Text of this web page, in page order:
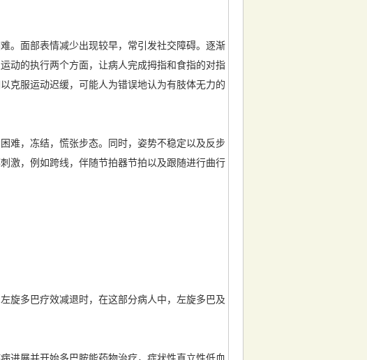
。面部表情减少出现较早，常引发社交障碍。逐渐
动的执行两个方面，让病人完成拇指和食指的对指
克服运动迟缓，可能人为错误地认为有肢体无力的
难，冻结，慌张步态。同时，姿势不稳定以及反步
激，例如跨线，伴随节拍器节拍以及跟随进行曲行
旋多巴疗效减退时，在这部分病人中，左旋多巴及